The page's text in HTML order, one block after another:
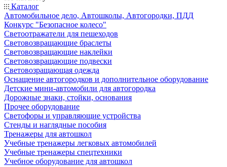
Каталог
Автомобильное дело, Автошколы, Автогородки, ПДД
Конкурс "Безопасное колесо"
Светоотражатели для пешеходов
Световозвращающие браслеты
Световозвращающие наклейки
Световозвращающие подвески
Световозращающая одежда
Оснащение автогородков и дополнительное оборудование
Детские мини-автомобили для автогородка
Дорожные знаки, стойки, основания
Прочее оборудование
Светофоры и управляющие устройства
Стенды и наглядные пособия
Тренажеры для автошкол
Учебные тренажеры легковых автомобилей
Учебные тренажеры спецтехники
Учебное оборудование для автошкол